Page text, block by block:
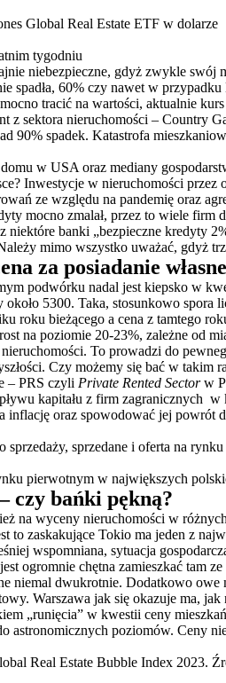
Global Real Estate ETF w dolarze
tygodniu
niebezpieczne, gdyż zwykle swój
spadła, 60% czy nawet w
tracić na wartości, aktualnie
z sektora nieruchomości – Country
90% spadek. Katastrofa
w USA oraz mediany
Inwestycje w nieruchomości
ze względu na pandemię oraz
mocno zmalał, przez to wiele
niektóre banki „bezpieczne kredyty
mimo wszystko uważać, gdyż
za posiadanie
podwórku nadal jest kiepsko w
5300. Taka, stosunkowo spora
roku bieżącego a cena z tamtego
na poziomie 20-23%, zależne od
To prowadzi do
Czy możemy się bać w
– PRS czyli Private Rented Sectorw
kapitału z firm zagranicznych
inflację oraz spowodować jej powrót
sprzedaży, sprzedane i oferta na
pierwotnym w największych
czy bańki pękną?
na wyceny nieruchomości w
to zaskakujące Tokio ma jeden z
wspomniana, sytuacja
ogromnie chętna zamieszkać tam
niemal dwukrotnie. Dodatkowo
Warszawa jak się okazuje ma,
„runięcia” w kwestii ceny
astronomicznych poziomów. Ceny
Real Estate Bubble Index 2023.